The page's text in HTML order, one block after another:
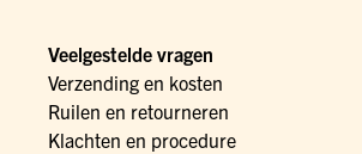
Veelgestelde vragen
Verzending en kosten
Ruilen en retourneren
Klachten en procedure